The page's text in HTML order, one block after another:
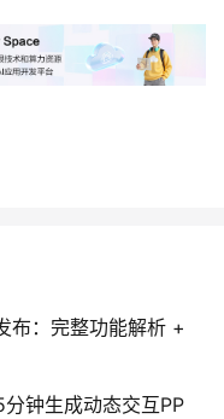
布：完整功能解析 +
钟生成动态交互PP